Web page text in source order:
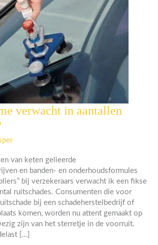
verwacht in aantallen
van keten gelieerde
en banden- en onderhoudsformules
bij verzekeraars verwacht ik een fikse
ruitschades. Consumenten die voor
bij een schadeherstelbedrijf of
komen, worden nu attent gemaakt op
zijn van het sterretje in de voorruit.
[…]